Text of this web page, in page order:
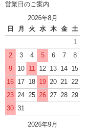
営業日のご案内
2026年8月
日
月 火 水 木 金
土
1
2
3 4 5 6 7
8
9
10 11 12 13 14 15
16 17 18 19 20 21 22
23 24 25 26 27 28 29
30 31
2026年9月